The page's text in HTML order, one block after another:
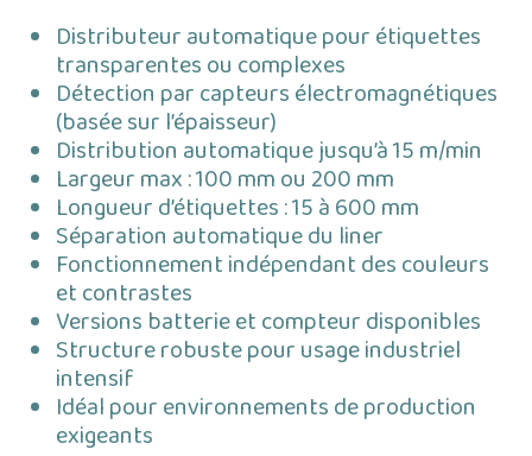
Distributeur automatique pour étiquettes
transparentes ou complexes
Détection par capteurs électromagnétiques
(basée sur l’épaisseur)
Distribution automatique jusqu’à 15 m/min
Largeur max : 100 mm ou 200 mm
Longueur d’étiquettes : 15 à 600 mm
Séparation automatique du liner
Fonctionnement indépendant des couleurs
et contrastes
Versions batterie et compteur disponibles
Structure robuste pour usage industriel
intensif
Idéal pour environnements de production
exigeants